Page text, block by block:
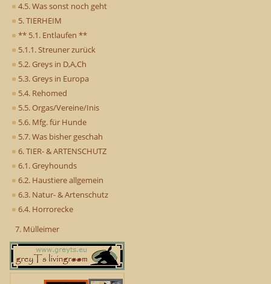
4.5. Was sonst noch geht
5. TIERHEIM
** 5.1. Entlaufen **
5.1.1. Streuner zurück
5.2. Greys in D,A,Ch
5.3. Greys in Europa
5.4. Rehomed
5.5. Orgas/Vereine/Inis
5.6. Mfg. für Hunde
5.7. Was bisher geschah
6. TIER- & ARTENSCHUTZ
6.1. Greyhounds
6.2. Haustiere allgemein
6.3. Natur- & Artenschutz
6.4. Horrorecke
7. Mülleimer